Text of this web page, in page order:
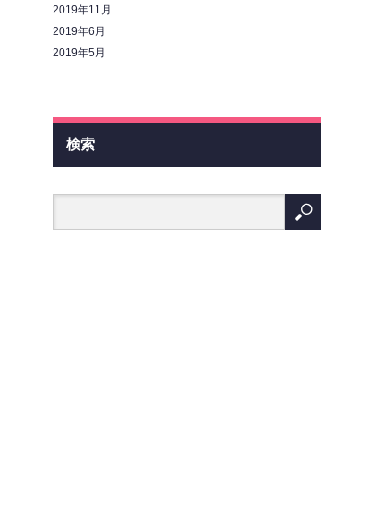
2019年11月
2019年6月
2019年5月
検索